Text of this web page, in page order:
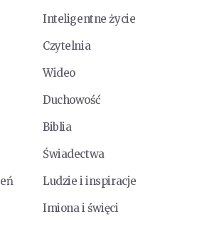
Inteligentne życie
Czytelnia
Wideo
Duchowość
Biblia
Świadectwa
Ludzie i inspiracje
Imiona i święci